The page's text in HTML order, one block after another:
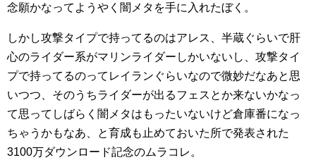
念願かなってようやく闇メタを手に入れたぼく。
しかし攻撃タイプで持ってるのはアレス、半蔵ぐらいで肝
心のライダー系がマリンライダーしかいないし、攻撃タイ
プで持ってるのってレイランぐらいなので微妙だなあと思
いつつ、そのうちライダーが出るフェスとか来ないかなっ
て思ってしばらく闇メタはもったいないけど倉庫番になっ
ちゃうかもなあ、と育成も止めておいた所で発表された
3100万ダウンロード記念のムラコレ。